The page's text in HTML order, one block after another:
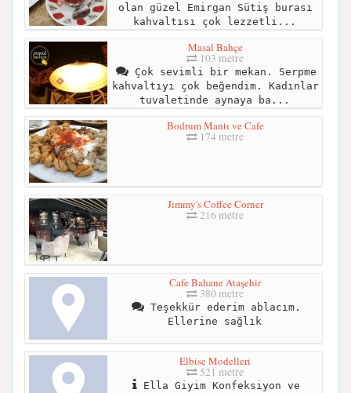
olan güzel Emirgan Sütiş burası
kahvaltısı çok lezzetli...
Masal Bahçe
103 metre
Çok sevimli bir mekan. Serpme
kahvaltıyı çok beğendim. Kadınlar
tuvaletinde aynaya ba...
Bodrum Mantı ve Cafe
174 metre
Jimmy's Coffee Corner
216 metre
Cafe Bahane Ataşehir
380 metre
Teşekkür ederim ablacım.
Ellerine sağlık
Elbise Modelleri
521 metre
Ella Giyim Konfeksiyon ve